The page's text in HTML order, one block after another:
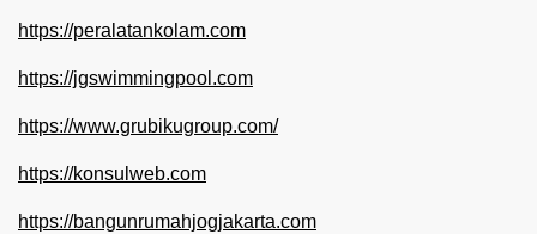
https://peralatankolam.com
https://jgswimmingpool.com
https://www.grubikugroup.com/
https://konsulweb.com
https://bangunrumahjogjakarta.com